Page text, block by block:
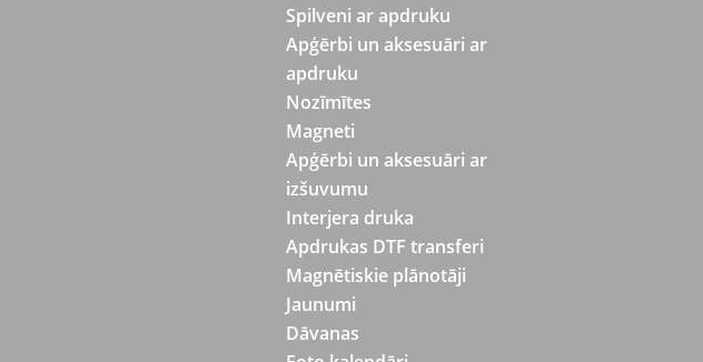
Spilveni ar apdruku
Apģērbi un aksesuāri ar
apdruku
Nozīmītes
Magneti
Apģērbi un aksesuāri ar
izšuvumu
Interjera druka
Apdrukas DTF transferi
Magnētiskie plānotāji
Jaunumi
Dāvanas